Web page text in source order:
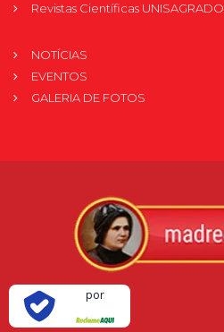
Revistas Científicas UNISAGRADO
NOTÍCIAS
EVENTOS
GALERIA DE FOTOS
por